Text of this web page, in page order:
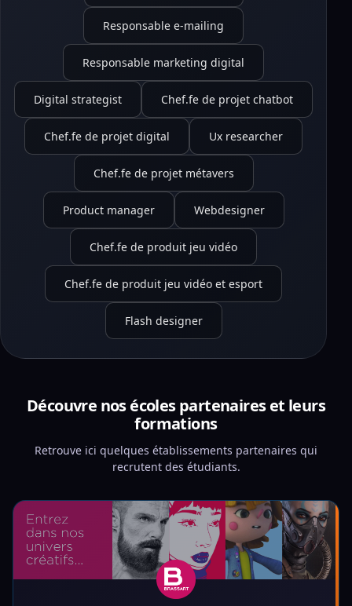
Responsable e-mailing
Responsable marketing digital
Digital strategist Chef.fe de projet chatbot
Chef.fe de projet digital Ux researcher
Chef.fe de projet métavers
Product manager Webdesigner
Chef.fe de produit jeu vidéo
Chef.fe de produit jeu vidéo et esport
Flash designer
Découvre nos écoles partenaires et leurs
formations
Retrouve ici quelques établissements partenaires qui
recrutent des étudiants.